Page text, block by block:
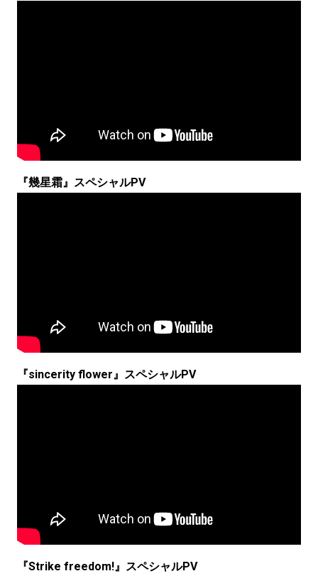
『幾星霜』スペシャルPV
『sincerity flower』スペシャルPV
『Strike freedom!』スペシャルPV